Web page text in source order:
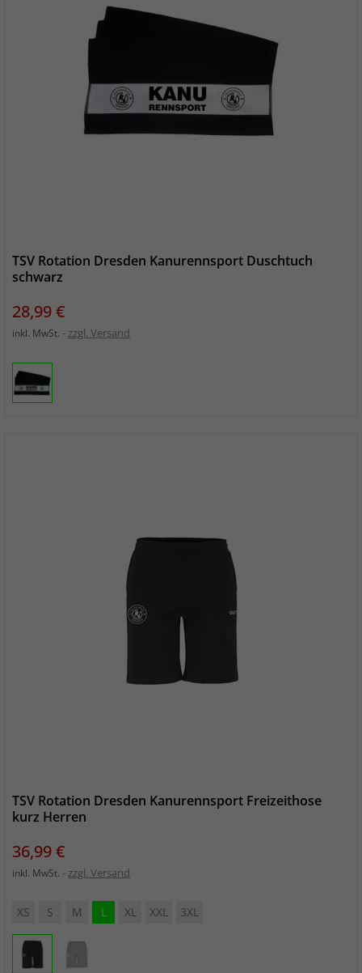
TSV Rotation Dresden Kanurennsport Duschtuch
schwarz
Preis
28,99 €
inkl. MwSt. zzgl. Versand
TSV Rotation Dresden Kanurennsport Freizeithose
kurz Herren
Preis
36,99 €
inkl. MwSt. zzgl. Versand
XS S M L XL XXL 3XL